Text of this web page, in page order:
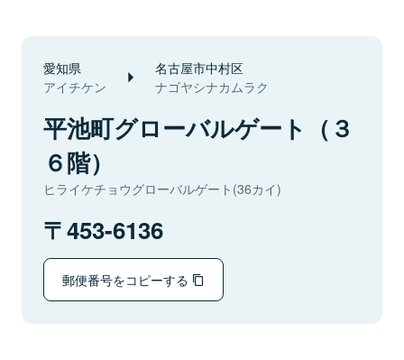
愛知県
アイチケン
名古屋市中村区
ナゴヤシナカムラク
平池町グローバルゲート（３
６階）
ヒライケチョウグローバルゲート(36カイ)
453-6136
郵便番号をコピーする